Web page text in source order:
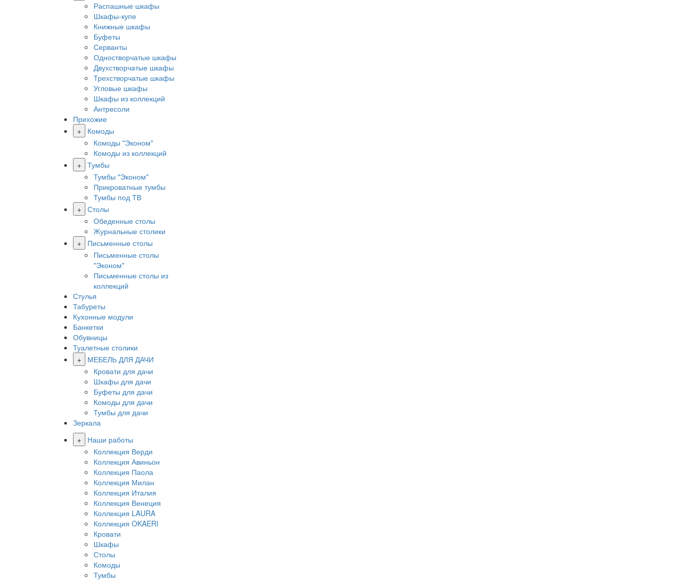
Распашные шкафы
Шкафы-купе
Книжные шкафы
Буфеты
Серванты
Одностворчатые шкафы
Двухстворчатые шкафы
Трехстворчатые шкафы
Угловые шкафы
Шкафы из коллекций
Антресоли
Прихожие
+
Комоды
Комоды "Эконом"
Комоды из коллекций
+ Тумбы
Тумбы "Эконом"
Прикроватные тумбы
Тумбы под ТВ
+ Столы
Обеденные столы
Журнальные столики
+
Письменные столы
Письменные столы
"Эконом"
Письменные столы из
коллекций
Стулья
Табуреты
Кухонные модули
Банкетки
Обувницы
Туалетные столики
+
МЕБЕЛЬ ДЛЯ ДАЧИ
Кровати для дачи
Шкафы для дачи
Буфеты для дачи
Комоды для дачи
Тумбы для дачи
Зеркала
+
Наши работы
Коллекция Верди
Коллекция Авиньон
Коллекция Паола
Коллекция Милан
Коллекция Италия
Коллекция Венеция
Коллекция LAURA
Коллекция OKAERI
Кровати
Шкафы
Столы
Комоды
Тумбы